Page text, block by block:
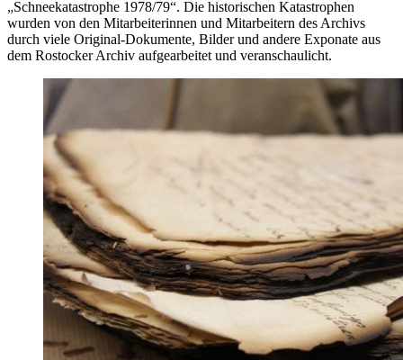
„Schneekatastrophe 1978/79“. Die historischen Katastrophen
wurden von den Mitarbeiterinnen und Mitarbeitern des Archivs
durch viele Original-Dokumente, Bilder und andere Exponate aus
dem Rostocker Archiv aufgearbeitet und veranschaulicht.